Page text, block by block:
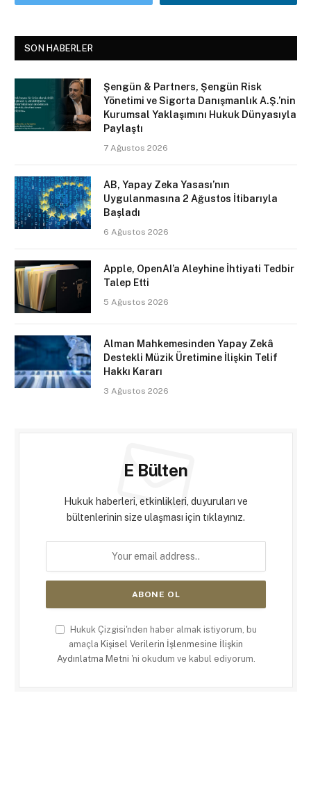
SON HABERLER
Şengün & Partners, Şengün Risk
Yönetimi ve Sigorta Danışmanlık A.Ş.’nin
Kurumsal Yaklaşımını Hukuk Dünyasıyla
Paylaştı
7 Ağustos 2026
AB, Yapay Zeka Yasası’nın
Uygulanmasına 2 Ağustos İtibarıyla
Başladı
6 Ağustos 2026
Apple, OpenAI’a Aleyhine İhtiyati Tedbir
Talep Etti
5 Ağustos 2026
Alman Mahkemesinden Yapay Zekâ
Destekli Müzik Üretimine İlişkin Telif
Hakkı Kararı
3 Ağustos 2026
E Bülten
Hukuk haberleri, etkinlikleri, duyuruları ve
bültenlerinin size ulaşması için tıklayınız.
Hukuk Çizgisi'nden haber almak istiyorum, bu
amaçla Kişisel Verilerin İşlenmesine İlişkin
Aydınlatma Metni 'ni okudum ve kabul ediyorum.